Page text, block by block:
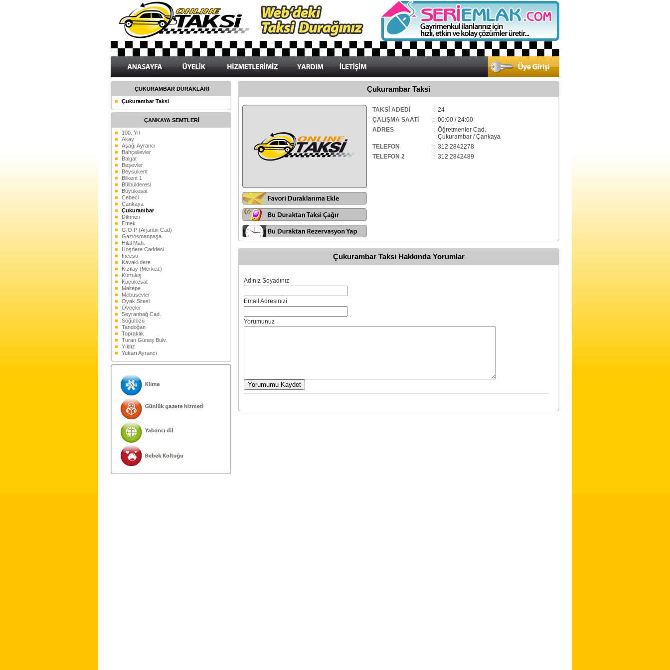
ÇUKURAMBAR DURAKLARI
Çukurambar Taksi
ÇANKAYA SEMTLERİ
100. Yıl
Akay
Aşağı Ayrancı
Bahçelievler
Balgat
Beşevler
Beysukent
Bilkent 1
Bülbülderesi
Büyükesat
Cebeci
Çankaya
Çukurambar
Dikmen
Emek
G.O.P (Arjantin Cad)
Gaziosmanpaşa
Hilal Mah.
Hoşdere Caddesi
İncesu
Kavaklıdere
Kızılay (Merkez)
Kurtuluş
Küçükesat
Maltepe
Mebusevler
Oyak Sitesi
Öveçler
Seyranbağ Cad.
Söğütözü
Tandoğan
Topraklık
Turan Güneş Bulv.
Yıldız
Yukarı Ayrancı
Çukurambar Taksi
TAKSİ ADEDİ
: 24
ÇALIŞMA SAATİ
: 00:00 / 24:00
ADRES
: Öğretmenler Cad.
Çukurambar / Çankaya
TELEFON
: 312 2842278
TELEFON 2
: 312 2842489
Çukurambar Taksi Hakkında Yorumlar
Adınız Soyadınız
Email Adresinizi
Yorumunuz